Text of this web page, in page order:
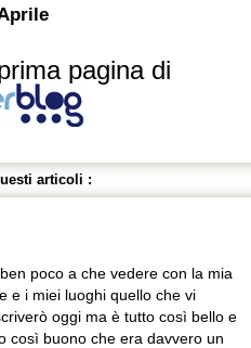
pagina di
articoli :
poco a che vedere con la mia
e i miei luoghi quello che vi
oggi ma è tutto così bello e
così buono che era davvero un